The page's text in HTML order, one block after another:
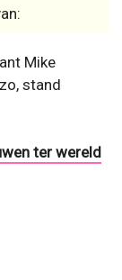
Mike
stand
ter wereld